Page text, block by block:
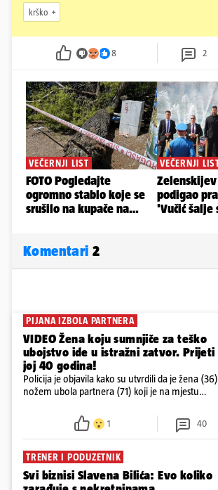
krško
8 2
Komentari 2
PIJANA IZBOLA PARTNERA
VIDEO Žena koju sumnjiče za teško
ubojstvo ide u istražni zatvor. Prijeti
joj 40 godina!
Policija je objavila kako su utvrdili da je žena (36)
nožem ubola partnera (71) koji je na mjestu
ispitali i poslali u istražni zatvor
1 40
TRENER I PODUZETNIK
Svi biznisi Slavena Bilića: Evo koliko